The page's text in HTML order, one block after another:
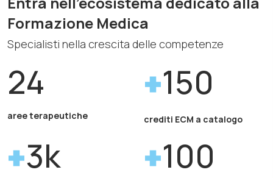
Formazione Medica
Specialisti nella crescita delle competenze
24
aree terapeutiche
150
crediti ECM a catalogo
3k 100